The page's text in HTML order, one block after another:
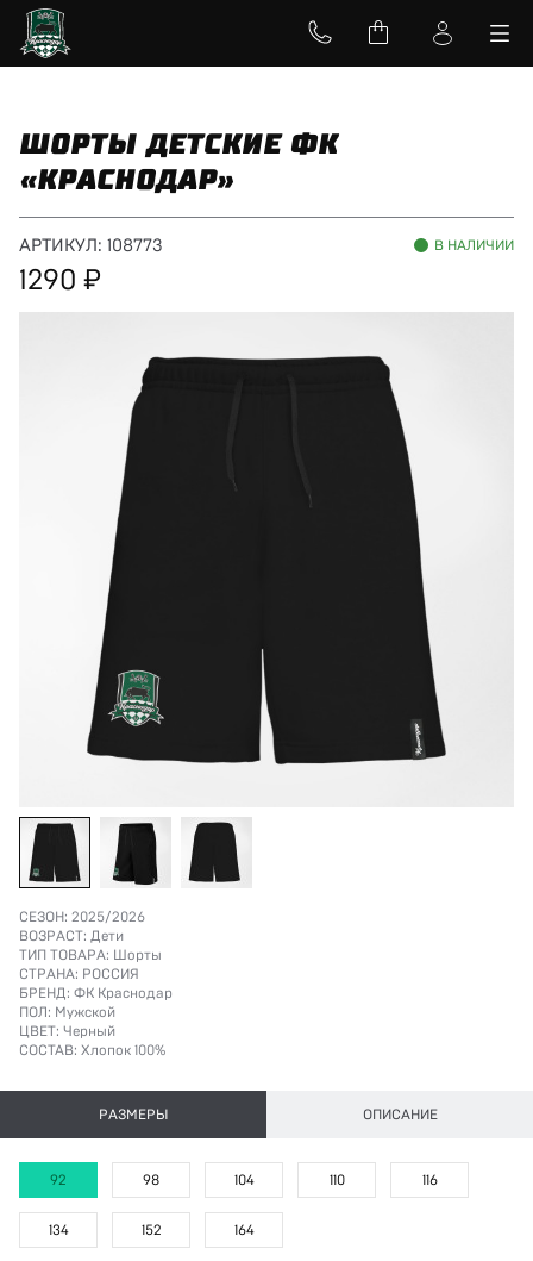
ШОРТЫ ДЕТСКИЕ ФК
«КРАСНОДАР»
АРТИКУЛ: 108773 В НАЛИЧИИ
1290
СЕЗОН: 2025/2026
ВОЗРАСТ: Дети
ТИП ТОВАРА: Шорты
СТРАНА: РОССИЯ
БРЕНД: ФК Краснодар
ПОЛ: Мужской
ЦВЕТ: Черный
СОСТАВ: Хлопок 100%
РАЗМЕРЫ ОПИСАНИЕ
92 98 104 110 116
134 152 164